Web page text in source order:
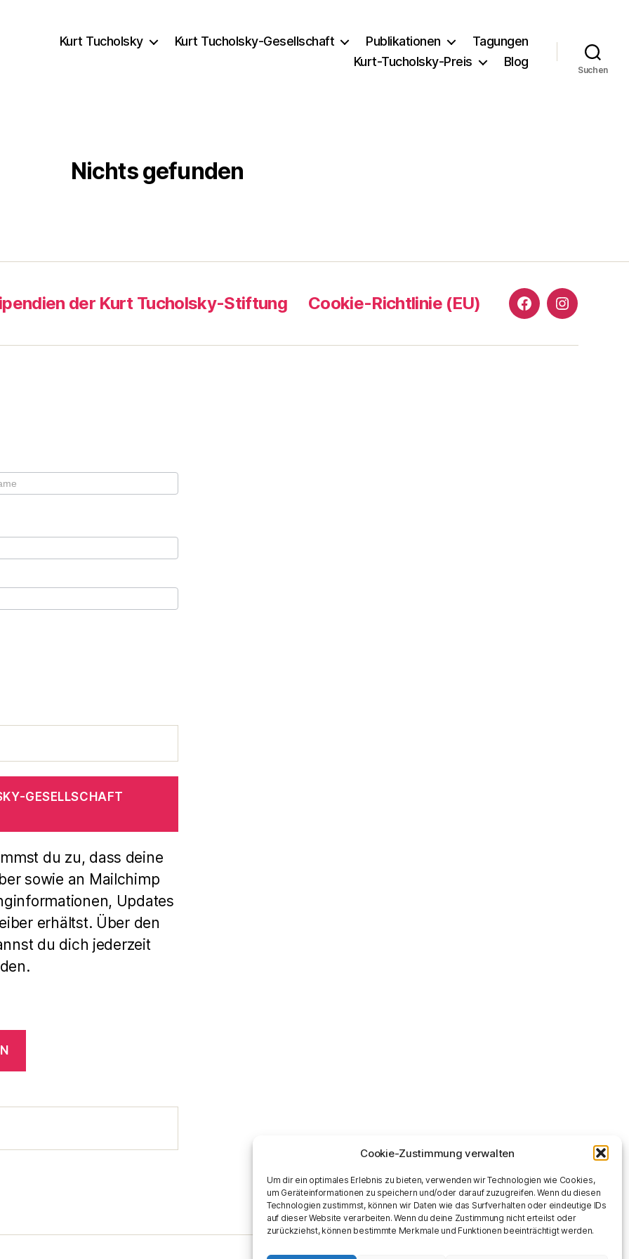
Cookie-Zustimmung verwalten
Um dir ein optimales Erlebnis zu bieten, verwenden wir Technologien wie Cookies,
um Geräteinformationen zu speichern und/oder darauf zuzugreifen. Wenn du diesen
Technologien zustimmst, können wir Daten wie das Surfverhalten oder eindeutige IDs
auf dieser Website verarbeiten. Wenn du deine Zustimmung nicht erteilst oder
zurückziehst, können bestimmte Merkmale und Funktionen beeinträchtigt werden.
Kurt Tucholsky Kurt Tucholsky-Gesellschaft Publikationen
Tagungen
Kurt-Tucholsky-Preis
Blog
Suchen
Nichts gefunden
der Kurt Tucholsky-Stiftung Cookie-Richtlinie (EU) FacebookInstagram
GESELLSCHAFT
du zu, dass deine
sowie an Mailchimp
Updates
erhältst. Über den
du dich jederzeit